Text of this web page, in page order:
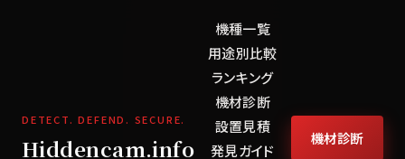
DETECT. DEFEND. SECURE.
Hiddencam.info
機種一覧
用途別比較
ランキング
機材診断
設置見積
発見ガイド
機材診断